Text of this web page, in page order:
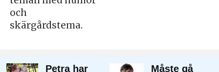
och
skärgårdstema.